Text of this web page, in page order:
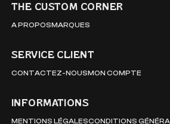
THE CUSTOM CORNER
A PROPOSMARQUES
SERVICE CLIENT
CONTACTEZ-NOUSMON COMPTE
INFORMATIONS
MENTIONS LÉGALESCONDITIONS